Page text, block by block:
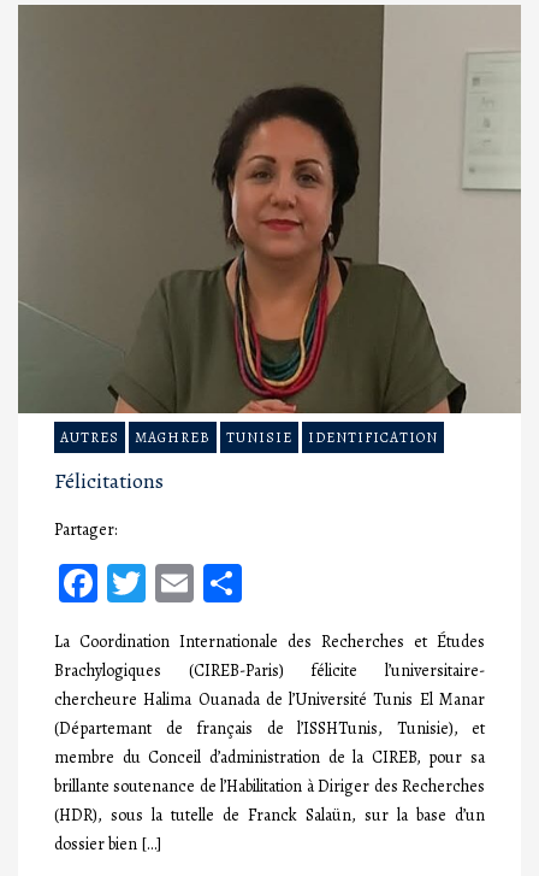
AUTRES MAGHREB TUNISIE IDENTIFICATION
Félicitations
Partager:
Facebook
Twitter
Email
La Coordination Internationale des Recherches et Études
Brachylogiques (CIREB-Paris) félicite l’universitaire-
chercheure Halima Ouanada de l’Université Tunis El Manar
(Départemant de français de l’ISSHTunis, Tunisie), et
membre du Conceil d’administration de la CIREB, pour sa
brillante soutenance de l’Habilitation à Diriger des Recherches
(HDR), sous la tutelle de Franck Salaün, sur la base d’un
dossier bien […]